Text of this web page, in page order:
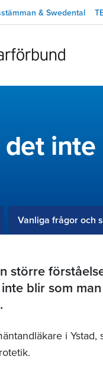
& Swedental
Vanliga frågor och
större
blir som
i